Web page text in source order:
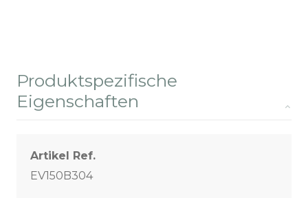
Produktspezifische
Eigenschaften
Artikel Ref.
EV150B304